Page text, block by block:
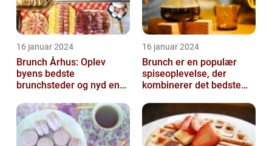
16 januar 2024
Brunch Århus: Oplev
byens bedste
brunchsteder og nyd en
madoplevelse
16 januar 2024
Brunch er en populær
spiseoplevelse, der
kombinerer det bedste
frokost